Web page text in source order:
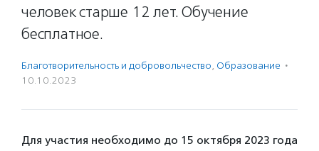
человек старше 12 лет. Обучение
бесплатное.
Благотвори­тель­ность и доброволь­чест­во, Образование ·
10.10.2023
Для участия необходимо до 15 октября 2023 года